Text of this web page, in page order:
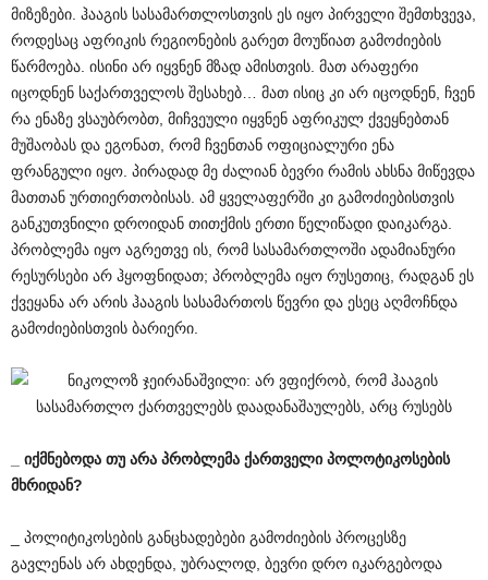
მიზეზები. ჰააგის სასამართლოსთვის ეს იყო პირველი შემთხვევა,
როდესაც აფრიკის რეგიონების გარეთ მოუწიათ გამოძიების
წარმოება. ისინი არ იყვნენ მზად ამისთვის. მათ არაფერი
იცოდნენ საქართველოს შესახებ… მათ ისიც კი არ იცოდნენ, ჩვენ
რა ენაზე ვსაუბრობთ, მიჩვეული იყვნენ აფრიკულ ქვეყნებთან
მუშაობას და ეგონათ, რომ ჩვენთან ოფიციალური ენა
ფრანგული იყო. პირადად მე ძალიან ბევრი რამის ახსნა მიწევდა
მათთან ურთიერთობისას. ამ ყველაფერში კი გამოძიებისთვის
განკუთვნილი დროიდან თითქმის ერთი წელიწადი დაიკარგა.
პრობლემა იყო აგრეთვე ის, რომ სასამართლოში ადამიანური
რესურსები არ ჰყოფნიდათ; პრობლემა იყო რუსეთიც, რადგან ეს
ქვეყანა არ არის ჰააგის სასამართოს წევრი და ესეც აღმოჩნდა
გამოძიებისთვის ბარიერი.
იქმნებოდა თუ არა პრობლემა ქართველი პოლოტიკოსების
მხრიდან?
_ პოლიტიკოსების განცხადებები გამოძიების პროცესზე
გავლენას არ ახდენდა, უბრალოდ, ბევრი დრო იკარგებოდა